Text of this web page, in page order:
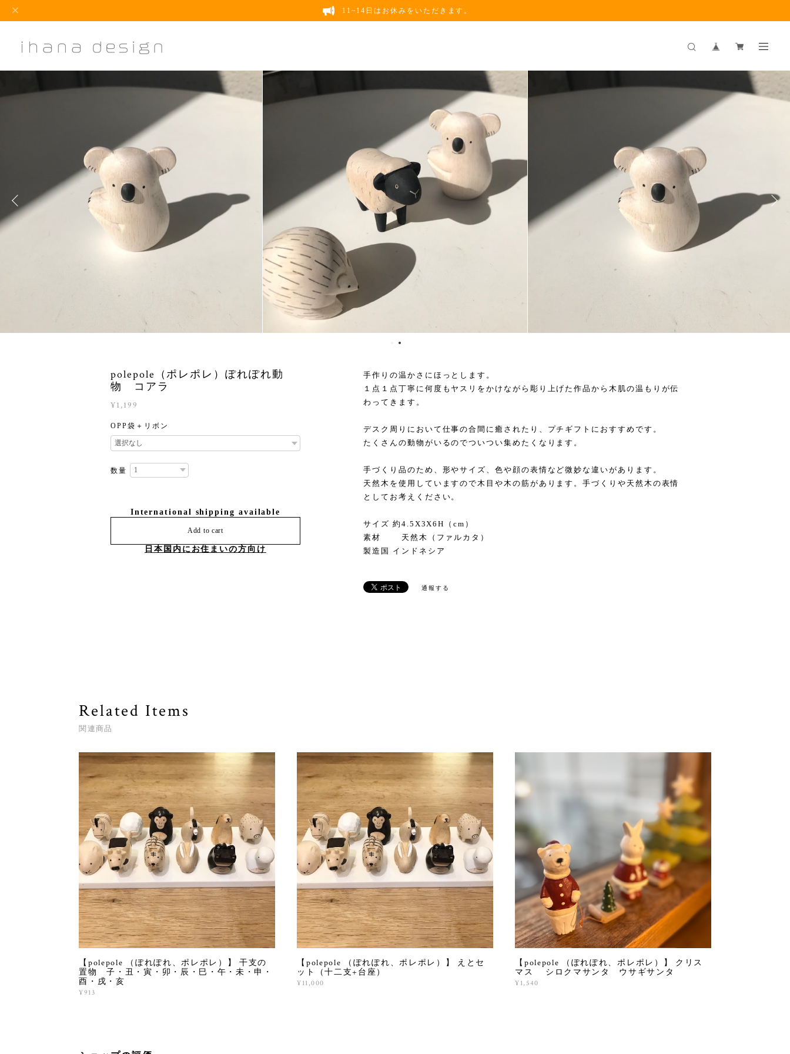
11~14日はお休みをいただきます。
polepole（ポレポレ）ぽれぽれ動
物 コアラ
¥1,199
OPP袋＋リボン
数量
International shipping available
Add to cart
日本国内にお住まいの方向け
手作りの温かさにほっとします。
１点１点丁寧に何度もヤスリをかけながら彫り上げた作品から木肌の温もりが伝
わってきます。
デスク周りにおいて仕事の合間に癒されたり、プチギフトにおすすめです。
たくさんの動物がいるのでついつい集めたくなります。
手づくり品のため、形やサイズ、色や顔の表情など微妙な違いがあります。
天然木を使用していますので木目や木の筋があります。手づくりや天然木の表情
としてお考えください。
サイズ 約4.5X3X6H（cm）
素材 天然木（ファルカタ）
製造国 インドネシア
通報する
Related Items
関連商品
【polepole （ぽれぽれ、ポレポレ）】 干支の
置物 子・丑・寅・卯・辰・巳・午・未・申・
酉・戌・亥
¥913
【polepole （ぽれぽれ、ポレポレ）】 えとセ
ット（十二支+台座）
¥11,000
【polepole （ぽれぽれ、ポレポレ）】 クリス
マス シロクマサンタ ウサギサンタ
¥1,540